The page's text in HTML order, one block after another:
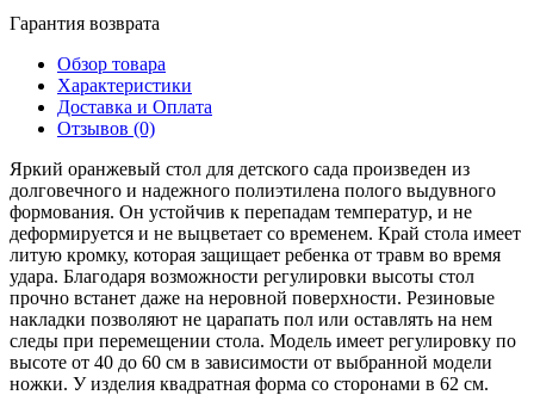
Гарантия возврата
Обзор товара
Характеристики
Доставка и Оплата
Отзывов (0)
Яркий оранжевый стол для детского сада произведен из
долговечного и надежного полиэтилена полого выдувного
формования. Он устойчив к перепадам температур, и не
деформируется и не выцветает со временем. Край стола имеет
литую кромку, которая защищает ребенка от травм во время
удара. Благодаря возможности регулировки высоты стол
прочно встанет даже на неровной поверхности. Резиновые
накладки позволяют не царапать пол или оставлять на нем
следы при перемещении стола. Модель имеет регулировку по
высоте от 40 до 60 см в зависимости от выбранной модели
ножки. У изделия квадратная форма со сторонами в 62 см.